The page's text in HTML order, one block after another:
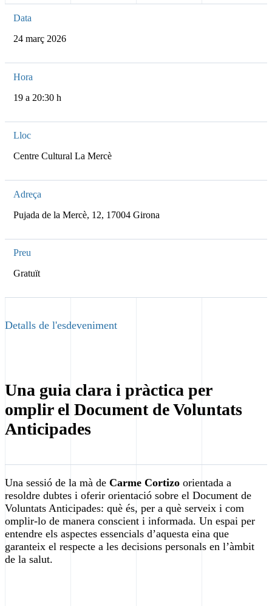
Data
24 març 2026
Hora
19 a 20:30 h
Lloc
Centre Cultural La Mercè
Adreça
Pujada de la Mercè, 12, 17004 Girona
Preu
Gratuït
Una guia clara i pràctica per
omplir el Document de Voluntats
Anticipades
Detalls de l'esdeveniment
Una sessió de la mà de Carme Cortizo orientada a
resoldre dubtes i oferir orientació sobre el Document de
Voluntats Anticipades: què és, per a què serveix i com
omplir-lo de manera conscient i informada. Un espai per
entendre els aspectes essencials d’aquesta eina que
garanteix el respecte a les decisions personals en l’àmbit
de la salut.